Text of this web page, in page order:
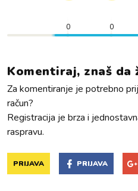
0 0
Komentiraj, znaš da
Za komentiranje je potrebno
račun?
Registracija je brza i
raspravu.
PRIJAVA PRIJAVA